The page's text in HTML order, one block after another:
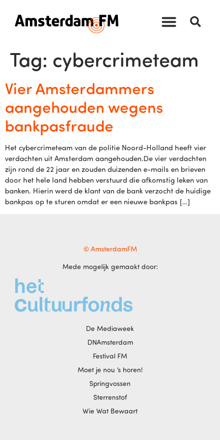
Tag: cybercrimeteam
Vier Amsterdammers
aangehouden wegens
bankpasfraude
Het cybercrimeteam van de politie Noord-Holland heeft vier
verdachten uit Amsterdam aangehouden.De vier verdachten
zijn rond de 22 jaar en zouden duizenden e-mails en brieven
door het hele land hebben verstuurd die afkomstig leken van
banken. Hierin werd de klant van de bank verzocht de huidige
bankpas op te sturen omdat er een nieuwe bankpas […]
© AmsterdamFM
Mede mogelijk gemaakt door:
De Mediaweek
DNAmsterdam
Festival FM
Moet je nou ‘s horen!
Springvossen
Sterrenstof
Wie Wat Bewaart